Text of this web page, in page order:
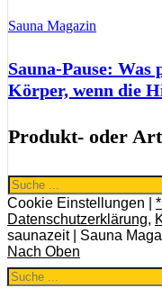
Sauna Magazin
Sauna-Pause:
Körper, wenn die
Produkt- oder
Search
for:
Cookie Einstellungen |
Datenschutzerklärung,
saunazeit | Sauna
Nach Oben
Search
for: